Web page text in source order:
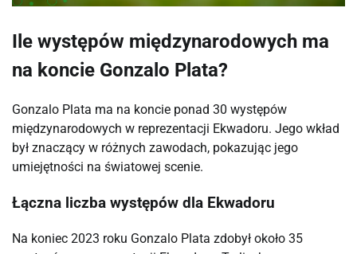
Ile występów międzynarodowych ma
na koncie Gonzalo Plata?
Gonzalo Plata ma na koncie ponad 30 występów
międzynarodowych w reprezentacji Ekwadoru. Jego wkład
był znaczący w różnych zawodach, pokazując jego
umiejętności na światowej scenie.
Łączna liczba występów dla Ekwadoru
Na koniec 2023 roku Gonzalo Plata zdobył około 35